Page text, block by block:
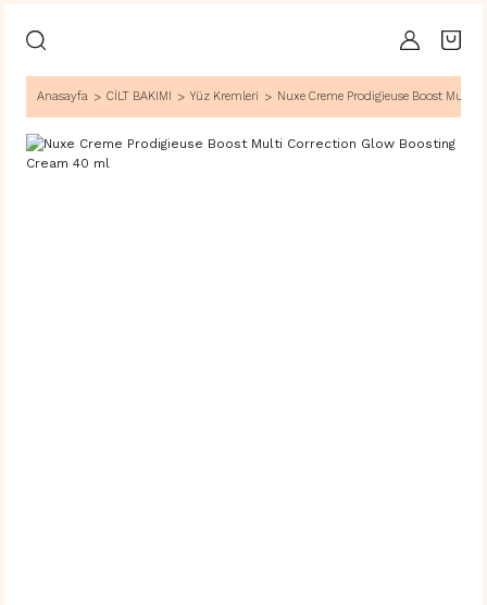
Anasayfa CİLT BAKIMI Yüz Kremleri Nuxe Creme Prodigieuse Boost Multi